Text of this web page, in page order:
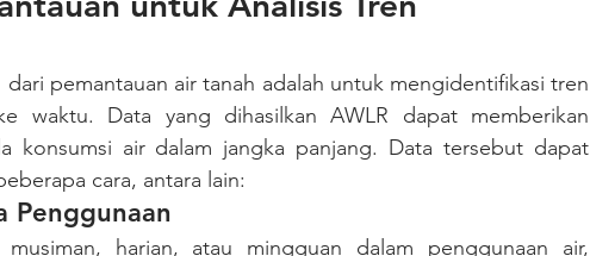
waktu. Data yang dihasilkan AWLR dapat memberikan
konsumsi air dalam jangka panjang. Data tersebut dapat
cara, antara lain:
Penggunaan